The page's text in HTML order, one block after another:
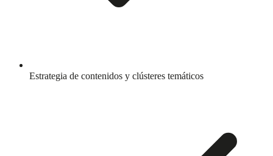
Estrategia de contenidos y clústeres temáticos